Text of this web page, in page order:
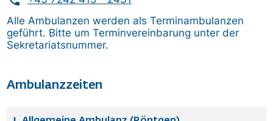
Alle Ambulanzen werden als Terminambulanzen
geführt. Bitte um Terminvereinbarung unter der
Sekretariatsnummer.
Ambulanzzeiten